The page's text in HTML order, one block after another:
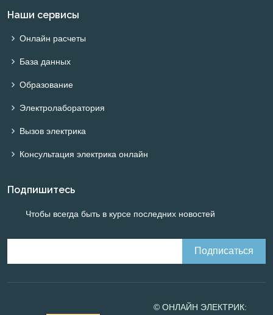
Наши сервисы
Онлайн расчеты
База данных
Образование
Электролаборатория
Вызов электрика
Консультация электрика онлайн
Подпишитесь
Чтобы всегда быть в курсе последних новостей
© ОНЛАЙН ЭЛЕКТРИК: